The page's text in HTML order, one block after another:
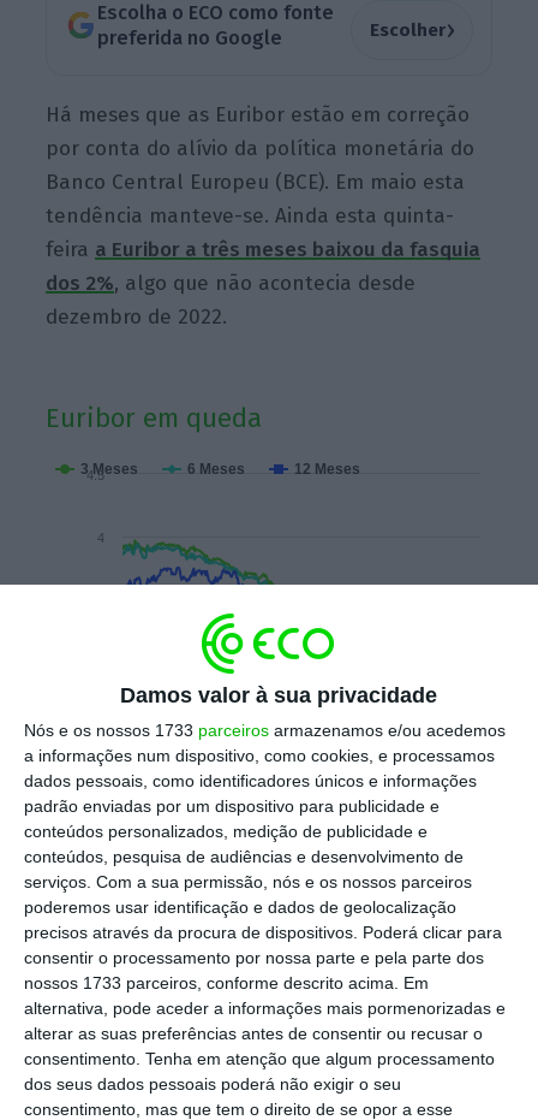
Damos valor à sua privacidade
Nós e os nossos 1733 parceiros armazenamos e/ou acedemos
a informações num dispositivo, como cookies, e processamos
dados pessoais, como identificadores únicos e informações
padrão enviadas por um dispositivo para publicidade e
conteúdos personalizados, medição de publicidade e
conteúdos, pesquisa de audiências e desenvolvimento de
serviços. Com a sua permissão, nós e os nossos parceiros
poderemos usar identificação e dados de geolocalização
precisos através da procura de dispositivos. Poderá clicar para
consentir o processamento por nossa parte e pela parte dos
nossos 1733 parceiros, conforme descrito acima. Em
alternativa, pode aceder a informações mais pormenorizadas e
alterar as suas preferências antes de consentir ou recusar o
consentimento. Tenha em atenção que algum processamento
dos seus dados pessoais poderá não exigir o seu
consentimento, mas que tem o direito de se opor a esse
Escolha o ECO como fonte
preferida no Google
Escolher›
Há meses que as Euribor estão em correção
por conta do alívio da política monetária do
Banco Central Europeu (BCE). Em maio esta
tendência manteve-se. Ainda esta quinta-
feira a Euribor a três meses baixou da fasquia
dos 2%, algo que não acontecia desde
dezembro de 2022.
Euribor em queda
Data
3 Meses 6 Meses 12 Meses
02/01/2024 28/8/2024 28/4/2025
05/02/2024
08/03/202415/4/2024
20/5/202421/6/2024
25/7/202401/10/2024
04/11/202406/12/202414/1/2025
17/2/202521/3/2025
1.5
2
2.5
4
4.5
Fonte: Refinitiv
Estas taxas interbancárias servem de base